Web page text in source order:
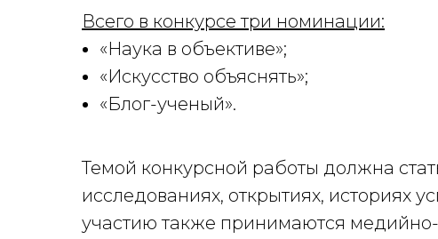
Всего в конкурсе три номинации:
«Наука в объективе»;
«Искусство объяснять»;
«Блог-ученый».
Темой конкурсной работы должна
исследованиях, открытиях, историях
участию также принимаются